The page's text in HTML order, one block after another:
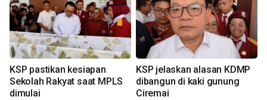
KSP pastikan kesiapan
Sekolah Rakyat saat MPLS
dimulai
KSP jelaskan alasan KDMP
dibangun di kaki gunung
Ciremai